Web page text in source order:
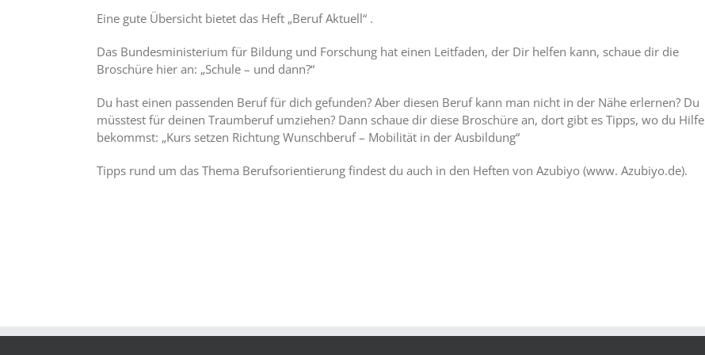
Eine gute Übersicht bietet das Heft „Beruf Aktuell“ .
Das Bundesministerium für Bildung und Forschung hat einen Leitfaden, der Dir helfen kann, schaue dir die
Broschüre hier an: „Schule – und dann?“
Du hast einen passenden Beruf für dich gefunden? Aber diesen Beruf kann man nicht in der Nähe erlernen? Du
müsstest für deinen Traumberuf umziehen? Dann schaue dir diese Broschüre an, dort gibt es Tipps, wo du Hilfe
bekommst: „Kurs setzen Richtung Wunschberuf – Mobilität in der Ausbildung“
Tipps rund um das Thema Berufsorientierung findest du auch in den Heften von Azubiyo (www. Azubiyo.de).